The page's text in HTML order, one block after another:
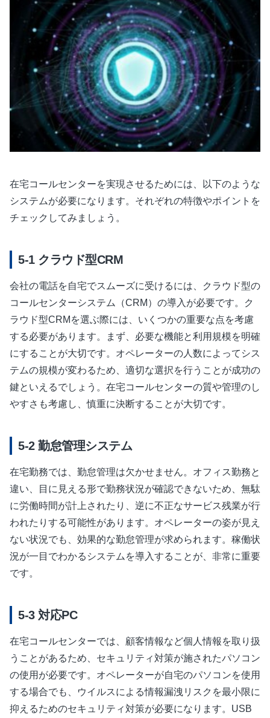
在宅コールセンターを実現させるためには、以下のような
システムが必要になります。それぞれの特徴やポイントを
チェックしてみましょう。
クラウド型CRM
会社の電話を自宅でスムーズに受けるには、クラウド型の
コールセンターシステム（CRM）の導入が必要です。ク
ラウド型CRMを選ぶ際には、いくつかの重要な点を考慮
する必要があります。まず、必要な機能と利用規模を明確
にすることが大切です。オペレーターの人数によってシス
テムの規模が変わるため、適切な選択を行うことが成功の
鍵といえるでしょう。在宅コールセンターの質や管理のし
やすさも考慮し、慎重に決断することが大切です。
勤怠管理システム
在宅勤務では、勤怠管理は欠かせません。オフィス勤務と
違い、目に見える形で勤務状況が確認できないため、無駄
に労働時間が計上されたり、逆に不正なサービス残業が行
われたりする可能性があります。オペレーターの姿が見え
ない状況でも、効果的な勤怠管理が求められます。稼働状
況が一目でわかるシステムを導入することが、非常に重要
です。
対応PC
在宅コールセンターでは、顧客情報など個人情報を取り扱
うことがあるため、セキュリティ対策が施されたパソコン
の使用が必要です。オペレーターが自宅のパソコンを使用
する場合でも、ウイルスによる情報漏洩リスクを最小限に
抑えるためのセキュリティ対策が必要になります。USB